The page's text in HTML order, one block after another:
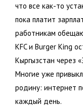
что все как-то
пока платит
работникам
KFC и Burger King
Кыргызстан через
Многие уже
родину: интернет
каждый день.